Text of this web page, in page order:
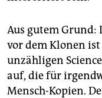
Aus gutem Grund:
vor dem Klonen
unzähligen
auf, die für
Mensch-Kopien.